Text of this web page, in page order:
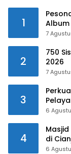
1
Album
7
2
750
2026
7
3
6
4
di
6